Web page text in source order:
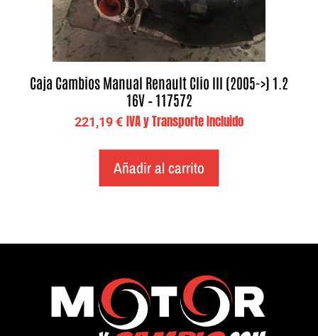
Caja Cambios Manual Renault Clio III (2005->) 1.2
16V – 117572
221,19€ IVA y Transporte Incluido
Añadir al carrito